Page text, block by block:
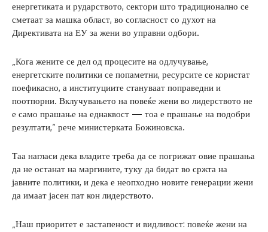
енергетиката и рударството, сектори што традиционално се
сметаат за машка област, во согласност со духот на
Директивата на ЕУ за жени во управни одбори.
„Кога жените се дел од процесите на одлучување,
енергетските политики се попаметни, ресурсите се користат
поефикасно, а институциите стануваат поправедни и
поотпорни. Вклучувањето на повеќе жени во лидерството не
е само прашање на еднаквост — тоа е прашање на подобри
резултати,“ рече министерката Божиновска.
Таа нагласи дека владите треба да се погрижат овие прашања
да не останат на маргините, туку да бидат во сржта на
јавните политики, и дека е неопходно новите генерации жени
да имаат јасен пат кон лидерството.
„Наш приоритет е застапеност и видливост: повеќе жени на